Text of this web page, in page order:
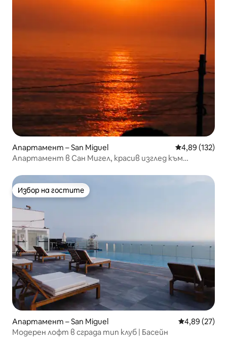
Апартамент – San Miguel Средна
4,89 (132)
Апартамент в Сан Мигел, красив изглед към
Избор на гостите
Избор на гостите
Апартамент – San Miguel Средна
4,89 (27)
Модерен лофт в сграда тип клуб | Басейн